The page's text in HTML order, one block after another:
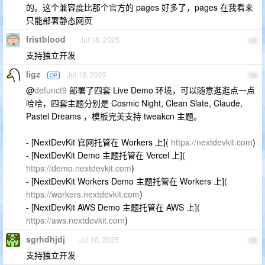
的。这个兼容度比那个官方的 pages 好多了，pages 在我看来
只能部署静态网页
44
fristblood Jul 18, 2025
支持独立开发
45
ligz OP Jul 18, 2025
@defunct9 部署了四套 Live Demo 环境，可以随意逛逛点一点
哈哈，四套主题分别是 Cosmic Night, Clean Slate, Claude,
Pastel Dreams ，模板完美支持 tweakcn 主题。
- [NextDevKit 官网托管在 Workers 上]( https://nextdevkit.com)
- [NextDevKit Demo 主题托管在 Vercel 上](
https://demo.nextdevkit.com)
- [NextDevKit Workers Demo 主题托管在 Workers 上](
https://workers.nextdevkit.com)
- [NextDevKit AWS Demo 主题托管在 AWS 上](
https://aws.nextdevkit.com)
46
sgrhdhjdj Jul 18, 2025
支持独立开发